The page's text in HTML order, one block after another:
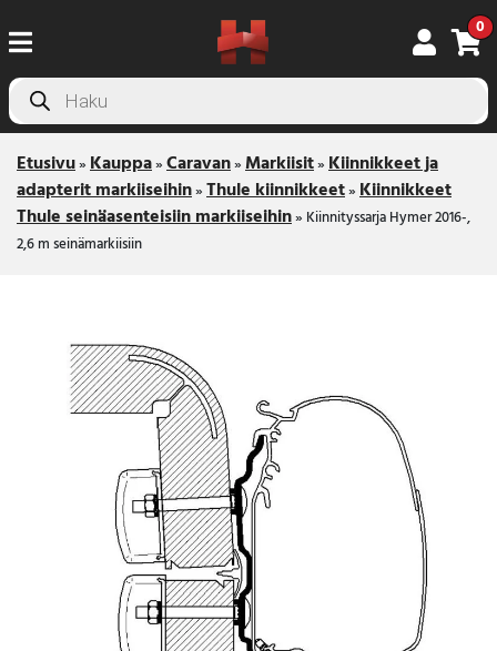
0
Products
search
Etusivu»Kauppa»Caravan»Markiisit»Kiinnikkeet ja
adapterit markiiseihin»Thule kiinnikkeet»Kiinnikkeet
Thule seinäasenteisiin markiiseihin» Kiinnityssarja Hymer 2016-,
2,6 m seinämarkiisiin